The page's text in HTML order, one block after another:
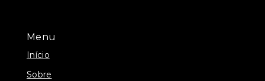
Menu
Início
Sobre